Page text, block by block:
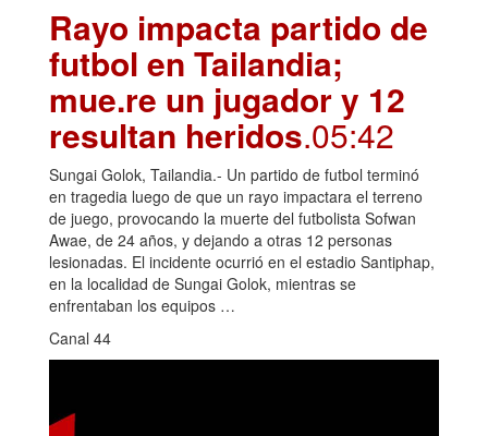
Rayo impacta partido de
futbol en Tailandia;
mue.re un jugador y 12
resultan heridos.05:42
Sungai Golok, Tailandia.- Un partido de futbol terminó
en tragedia luego de que un rayo impactara el terreno
de juego, provocando la muerte del futbolista Sofwan
Awae, de 24 años, y dejando a otras 12 personas
lesionadas. El incidente ocurrió en el estadio Santiphap,
en la localidad de Sungai Golok, mientras se
enfrentaban los equipos …
Canal 44